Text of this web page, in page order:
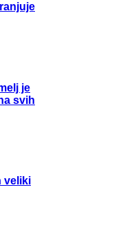
je
svih
veliki